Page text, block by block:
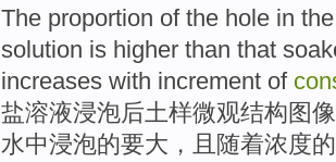
The proportion ofthe hole in
solution is higher than that
increases with increment of
盐溶液浸泡后土样微观结构图
水中浸泡的要大， 且 随着浓度的